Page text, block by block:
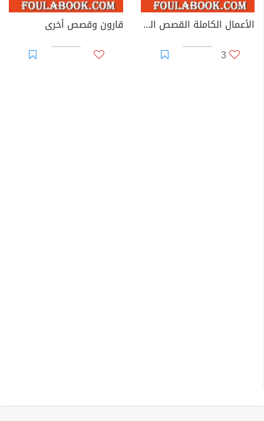
الأعمال الكاملة القصص القصيرة الجزء الثاني
3
قارون وقصص أخرى